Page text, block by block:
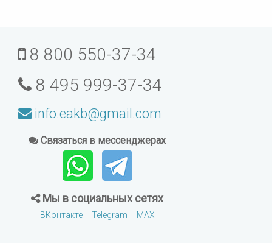
8 800 550-37-34
8 495 999-37-34
info.eakb@gmail.com
Связаться в мессенджерах
Мы в социальных сетях
ВКонтакте| Telegram | MAX